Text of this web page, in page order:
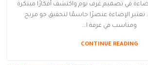
في تصميم غرف نوم واكتشف أفكارًا مبتكرة
تعتبر الإضاءة عنصرًا حاسمًا لتحقيق جو مريح
ومناسب في غرفة ا...
CONTINUE READING